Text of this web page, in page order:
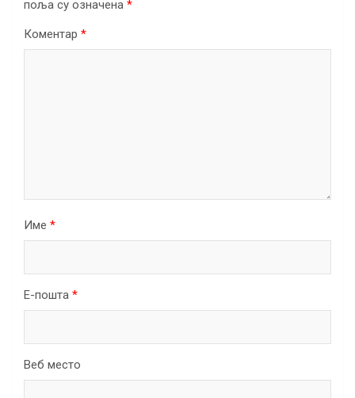
поља су означена *
Коментар *
Име *
Е-пошта *
Веб место